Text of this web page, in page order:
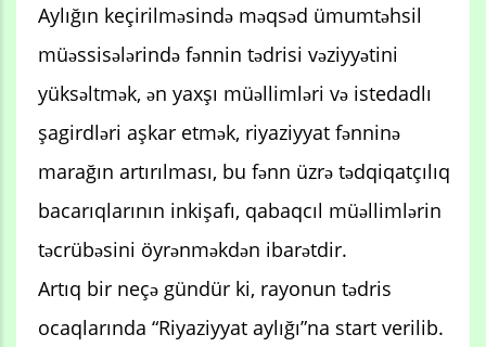
Aylığın keçirilməsində məqsəd ümumtəhsil
müəssisələrində fənnin tədrisi vəziyyətini
yüksəltmək, ən yaxşı müəllimləri və istedadlı
şagirdləri aşkar etmək, riyaziyyat fənninə
marağın artırılması, bu fənn üzrə tədqiqatçılıq
bacarıqlarının inkişafı, qabaqcıl müəllimlərin
təcrübəsini öyrənməkdən ibarətdir.
Artıq bir neçə gündür ki, rayonun tədris
ocaqlarında “Riyaziyyat aylığı”na start verilib.